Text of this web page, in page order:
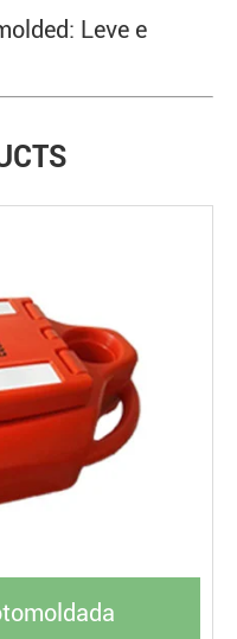
Leve e